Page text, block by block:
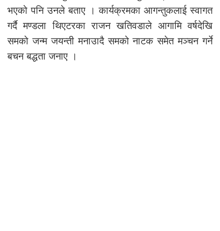
भएको पनि उनले बताए । कार्यक्रमका आगन्तुकलाई स्वागत
गर्दै मण्डला थिएटरका राजन खतिवडाले आगामि वर्षदेखि
समको जन्म जयन्ती मनाउादै समको नाटक समेत मञ्चन गर्ने
बचन बद्धता जनाए ।